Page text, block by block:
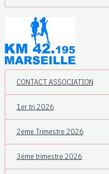
CONTACT ASSOCIATION
1er tri 2026
2eme Trimestre 2026
3éme trimestre 2026